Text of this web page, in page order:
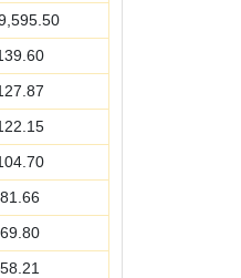
81.66
69.80
58.21